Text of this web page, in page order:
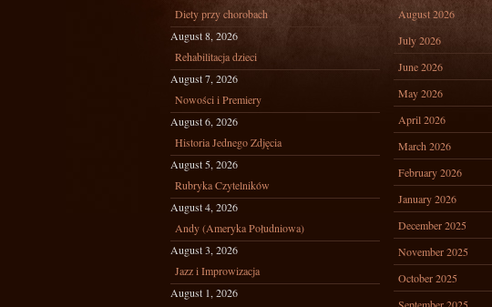
Diety przy chorobach
August 8, 2026
Rehabilitacja dzieci
August 7, 2026
Nowości i Premiery
August 6, 2026
Historia Jednego Zdjęcia
August 5, 2026
Rubryka Czytelników
August 4, 2026
Andy (Ameryka Południowa)
August 3, 2026
Jazz i Improwizacja
August 1, 2026
August 2026
July 2026
June 2026
May 2026
April 2026
March 2026
February 2026
January 2026
December 2025
November 2025
October 2025